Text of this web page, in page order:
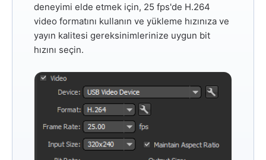
deneyimi elde etmek için, 25 fps'de H.264
video formatını kullanın ve yükleme hızınıza ve
yayın kalitesi gereksinimlerinize uygun bit
hızını seçin.